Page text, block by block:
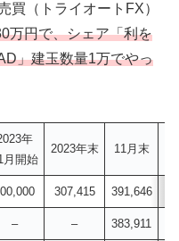
買（トライオートFX）
万円で、シェア「利を
」建玉数量1万でやっ
年
月開始
2023年末 11月末
307,415 391,646
– – 383,911